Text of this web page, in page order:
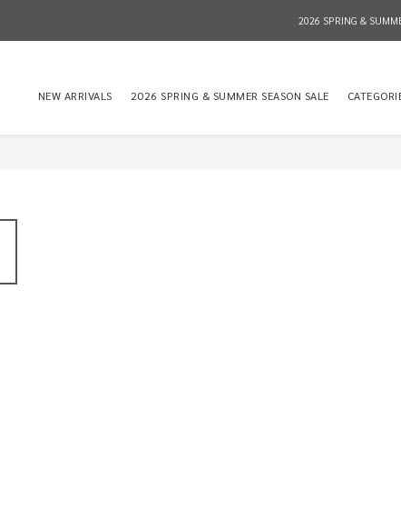
2026 SPRING &
2026 SPRING &
2026 SPRING &
NEW ARRIVALS 2026 SPRING & SUMMER SEASON SALE